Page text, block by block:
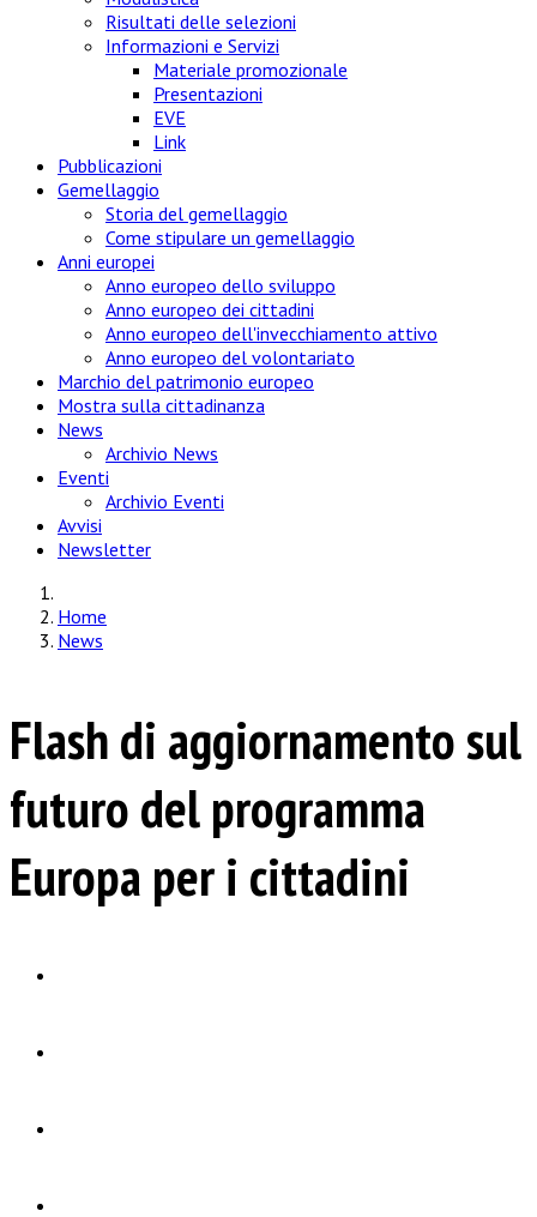
Risultati delle selezioni
Informazioni e Servizi
Materiale promozionale
Presentazioni
EVE
Link
Pubblicazioni
Gemellaggio
Storia del gemellaggio
Come stipulare un gemellaggio
Anni europei
Anno europeo dello sviluppo
Anno europeo dei cittadini
Anno europeo dell'invecchiamento attivo
Anno europeo del volontariato
Marchio del patrimonio europeo
Mostra sulla cittadinanza
News
Archivio News
Eventi
Archivio Eventi
Avvisi
Newsletter
Home
News
Flash di aggiornamento sul
futuro del programma
Europa per i cittadini